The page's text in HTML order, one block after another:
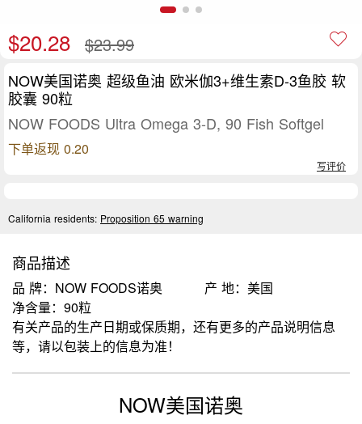
$20.28 $23.99
NOW美国诺奥 超级鱼油 欧米伽3+维生素D-3鱼胶 软
胶囊 90粒
NOW FOODS Ultra Omega 3-D, 90 Fish Softgel
下单返现 0.20
写评价
California residents: Proposition 65 warning
商品描述
品 牌：NOW FOODS诺奥
产 地：美国
净含量：90粒
有关产品的生产日期或保质期，还有更多的产品说明信息
等，请以包装上的信息为准！
NOW美国诺奥